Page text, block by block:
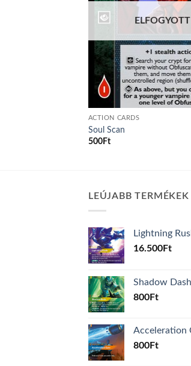
ELFOGYOTT
ACTION CARDS
Soul Scan
500Ft
LEÚJABB TERMÉKEK
Lightning
16.500Ft
Shadow Dash
800Ft
Acceleration
800Ft